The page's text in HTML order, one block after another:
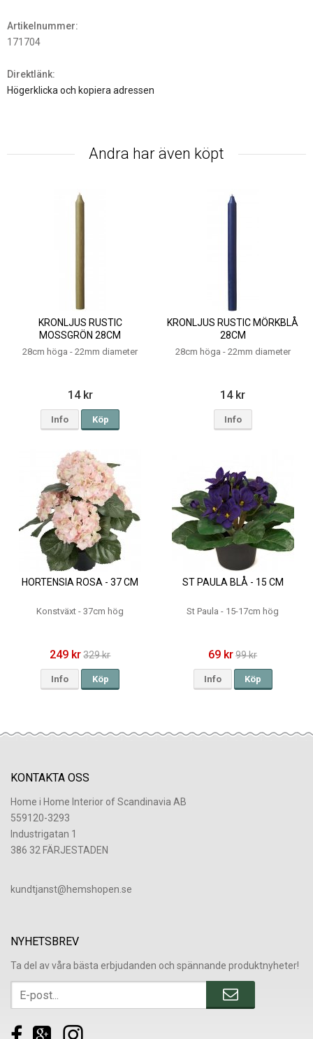
Artikelnummer:
171704
Direktlänk:
Högerklicka och kopiera adressen
Andra har även köpt
KRONLJUS RUSTIC
MOSSGRÖN 28CM
28cm höga - 22mm diameter
14 kr
Info Köp
KRONLJUS RUSTIC MÖRKBLÅ
28CM
28cm höga - 22mm diameter
14 kr
Info
HORTENSIA ROSA - 37 CM
Konstväxt - 37cm hög
249 kr 329 kr
Info Köp
ST PAULA BLÅ - 15 CM
St Paula - 15-17cm hög
69 kr99 kr
Info Köp
KONTAKTA OSS
Home i Home Interior of Scandinavia AB
559120-3293
Industrigatan 1
386 32 FÄRJESTADEN
​kundtjanst@hemshopen.se
NYHETSBREV
Ta del av våra bästa erbjudanden och spännande produktnyheter!